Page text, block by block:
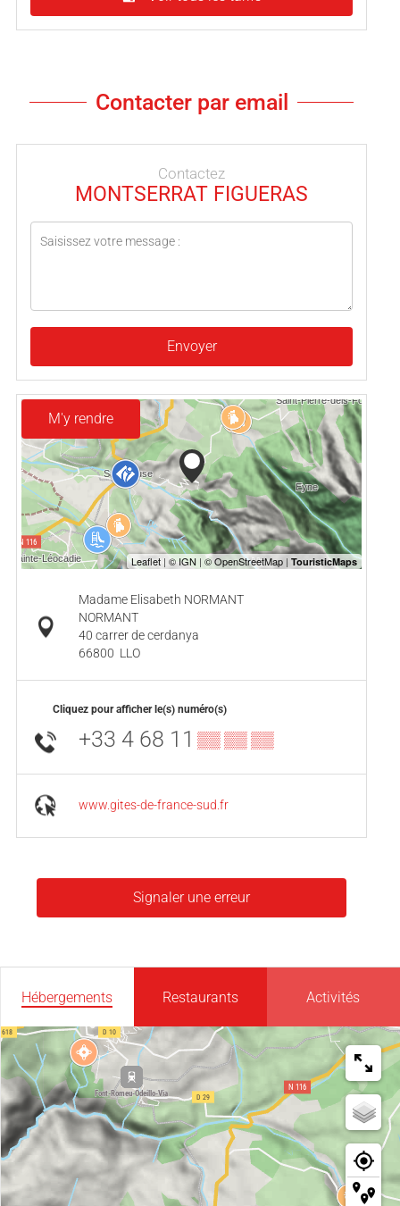
Contacter par email
Contactez
MONTSERRAT FIGUERAS
Envoyer
M'y rendre
Madame Elisabeth NORMANT
NORMANT
40 carrer de cerdanya
66800 LLO
Cliquez pour afficher le(s) numéro(s)
+33 4 68 11 ▒▒ ▒▒ ▒▒
www.gites-de-france-sud.fr
Signaler une erreur
Hébergements Restaurants Activités